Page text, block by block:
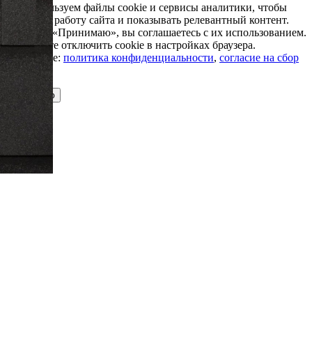
Мы используем файлы cookie и сервисы аналитики, чтобы
улучшить работу сайта и показывать релевантный контент.
Нажимая «Принимаю», вы соглашаетесь с их использованием.
Вы можете отключить cookie в настройках браузера.
Подробнее: политика конфиденциальности, согласие на сбор
cookie
Принимаю